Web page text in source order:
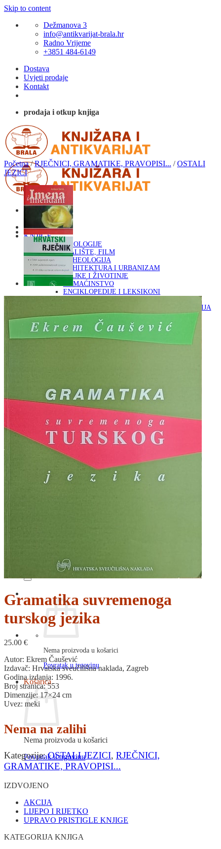
Skip to content
Dežmanova 3
info@antikvarijat-brala.hr
Radno Vrijeme
+3851 484-6149
Dostava
Uvjeti prodaje
Kontakt
prodaja i otkup knjiga
Naslovna
KNJIGE
OD ARHEOLOGIJE
DO KAZALIŠTE, FILM
ARHEOLOGIJA
ARHITEKTURA I URBANIZAM
BILJKE I ŽIVOTINJE
DOMAĆINSTVO
ENCIKLOPEDIJE I LEKSIKONI
FILOZOFIJA, SOCIOLOGIJA, ANTROPOLOGIJA
FOTOGRAFIJA
GLAZBENA UMJETNOST
KAZALIŠTE, FILM
OD KNJIŽEVNOST
POVIJEST I PUBLICISTIKA
PRIRODNE ZNANOSTI
PSIHOLOGIJA, POPULARNA PSIHOLOGIJA,
ALTERNATIVA
RAZNO
RELIGIJA
OD RJEČNIKA
DO ZEMLJOVIDA
ŠAH
SPORT
STRIPOVI
TEHNIČKE ZNANOSTI
Nema proizvoda u košarici
Povratak u trgovinu
Košarica
Nema proizvoda u košarici
Povratak u trgovinu
Početna / RJEČNICI, GRAMATIKE, PRAVOPISI... / OSTALI
JEZICI
Gramatika suvremenoga
turskog jezika
25.00 €
Autor: Ekrem Čaušević
Izdavač: Hrvatska sveučilišna naklada, Zagreb
Godina izdanja: 1996.
Broj stranica: 553
Dimenzije: 17×24 cm
Uvez: meki
Nema na zalihi
Kategorije:OSTALI JEZICI, RJEČNICI,
GRAMATIKE, PRAVOPISI...
IZDVOJENO
AKCIJA
LIJEPO I RIJETKO
UPRAVO PRISTIGLE KNJIGE
KATEGORIJA KNJIGA